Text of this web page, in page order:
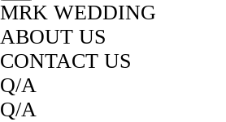
MRK WEDDING
ABOUT US
CONTACT US
Q/A
Q/A